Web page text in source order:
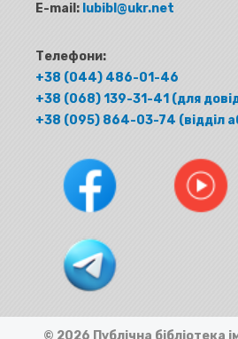
E-mail: lubibl@ukr.net
Телефони:
+38 (044) 486-01-46
+38 (068) 139-31-41 (для
+38 (095) 864-03-74 (відділ
© 2026 Публічна бібліотека